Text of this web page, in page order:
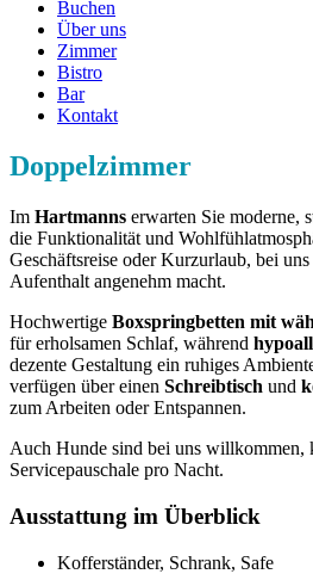
Buchen
Über uns
Zimmer
Bistro
Bar
Kontakt
Doppelzimmer
Im Hartmanns erwarten Sie moderne,
die Funktionalität und
Geschäftsreise oder Kurzurlaub, bei
Aufenthalt angenehm macht.
Hochwertige Boxspringbetten mit
für erholsamen Schlaf, während
dezente Gestaltung ein ruhiges
verfügen über einen Schreibtisch und
zum Arbeiten oder Entspannen.
Auch Hunde sind bei uns willkommen,
Servicepauschale pro Nacht.
Ausstattung im Überblick
Kofferständer, Schrank, Safe